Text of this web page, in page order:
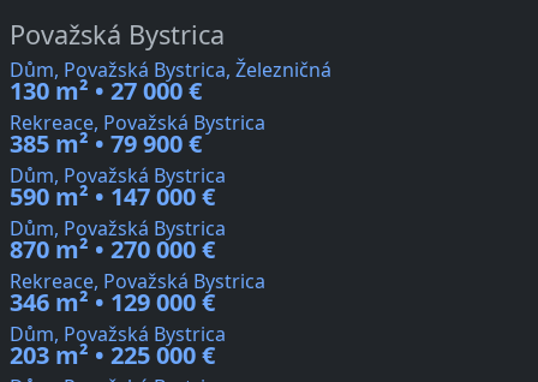
Považská Bystrica
Dům, Považská Bystrica, Železničná
130 m² • 27 000 €
Rekreace, Považská Bystrica
385 m² • 79 900 €
Dům, Považská Bystrica
590 m² • 147 000 €
Dům, Považská Bystrica
870 m² • 270 000 €
Rekreace, Považská Bystrica
346 m² • 129 000 €
Dům, Považská Bystrica
203 m² • 225 000 €